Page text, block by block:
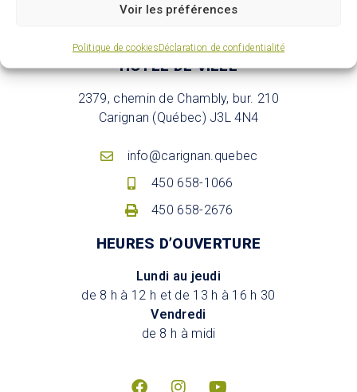
Voir les préférences
Politique de cookiesDéclaration de confidentialité
HÔTEL DE VILLE
2379, chemin de Chambly, bur. 210
Carignan (Québec) J3L 4N4
info@carignan.quebec
450 658-1066
450 658-2676
HEURES D’OUVERTURE
Lundi au jeudi
de 8 h à 12 h et de 13 h à 16 h 30
Vendredi
de 8 h à midi